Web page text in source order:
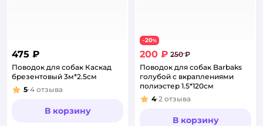
475 ₽
Поводок для собак Каскад
брезентовый 3м*2.5см
Рейтинг:
5 4 отзыва
В корзину
−20%
200 ₽ 250 ₽
Поводок для собак Barbaks
голубой с вкраплениями
полиэстер 1.5*120см
Рейтинг:
4 2 отзыва
В корзину